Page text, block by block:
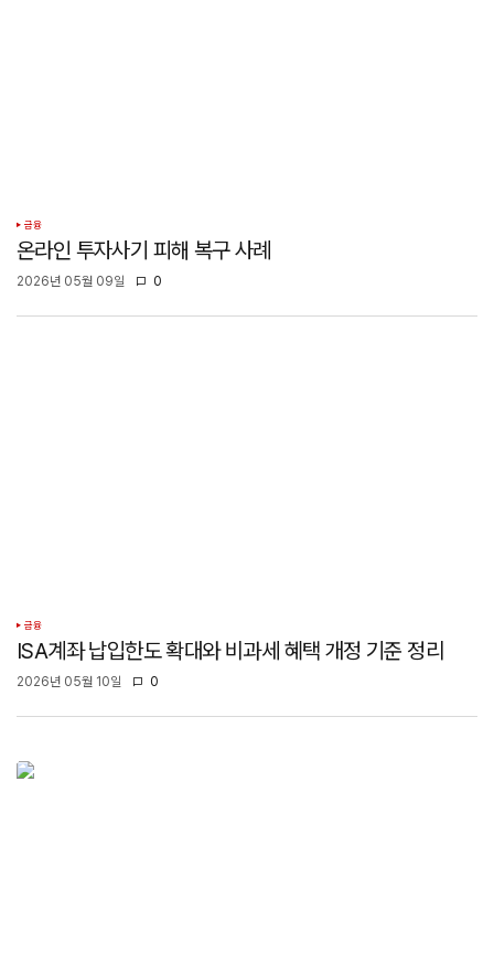
금융
온라인 투자사기 피해 복구 사례
2026년 05월 09일 0
금융
ISA계좌 납입한도 확대와 비과세 혜택 개정 기준 정리
2026년 05월 10일 0